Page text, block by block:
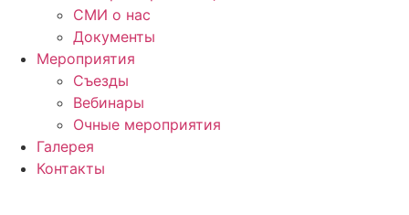
СМИ о нас
Документы
Мероприятия
Съезды
Вебинары
Очные мероприятия
Галерея
Контакты